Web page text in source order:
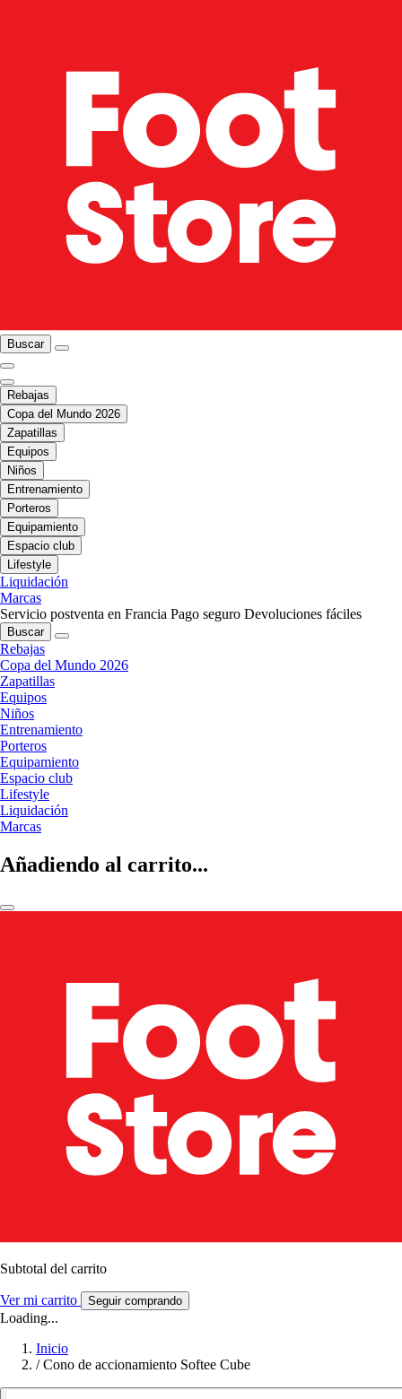
Buscar
Rebajas
Copa del Mundo 2026
Zapatillas
Equipos
Niños
Entrenamiento
Porteros
Equipamiento
Espacio club
Lifestyle
Liquidación
Marcas
Servicio postventa en Francia Pago seguro Devoluciones fáciles
Buscar
Rebajas
Copa del Mundo 2026
Zapatillas
Equipos
Niños
Entrenamiento
Porteros
Equipamiento
Espacio club
Lifestyle
Liquidación
Marcas
Añadiendo al carrito...
Subtotal del carrito
Ver mi carrito Seguir comprando
Loading...
Inicio
/ Cono de accionamiento Softee Cube